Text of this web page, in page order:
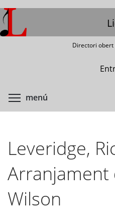
Vés
al
contingut
Directori obert
menú
Leveridge,
Arranjament
Wilson